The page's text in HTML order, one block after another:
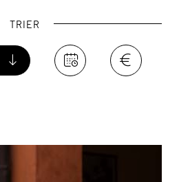
TRIER